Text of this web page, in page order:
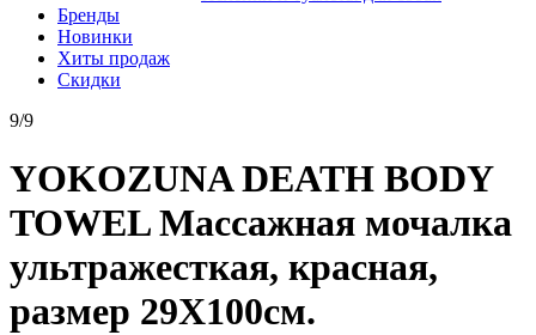
Бренды
Новинки
Хиты продаж
Скидки
9/9
YOKOZUNA DEATH BODY
TOWEL Массажная мочалка
ультражесткая, красная,
размер 29X100см.